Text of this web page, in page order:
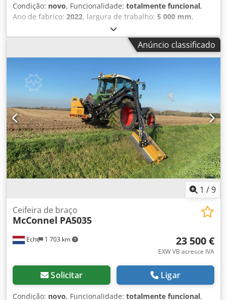
Condição: novo, Funcionalidade: totalmente funcional,
Ano de fabrico: 2022, largura de trabalho: 5 000 mm,
Braço cortador para tratores com potência a partir de 33
kW (45 cv), engate de três pontos cat. II e peso mínimo de
2100 kg. A transmissão é feita por meio de uma TDF com
540 rpm. - Alcance horizontal máximo de 5,00 m Cedpfx
Ajxlf Hweg Sjrf - Sistema hidráulico independente do trator
(46 l/min, 210 bar) - Eixo de transmissão - Proteção
hidráulica contra colisão - Braço oscilante hidráulico -
Braço oscilante com posição flutuante - Rotor do cortador
com posição flutuante - Kit de estabilização para engate de
três pontos - Controlo por cabo Bowden Rotor triturador
1000 - Montagem central - Transmissão direta - Largura de
trabalho de 1,00 m - Peso aprox. 140 kg
Anúncio classificado
1 /9
Echt 1 703 km
Ceifeira de braço
McConnel PA5035
23 500 €
EXW VB acresce IVA
Solicitar Ligar
Condição: novo, Funcionalidade: totalmente funcional,